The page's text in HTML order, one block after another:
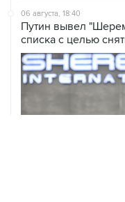
06 августа, 18:40
Путин вывел
списка с целью